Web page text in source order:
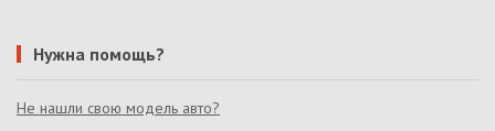
Нужна помощь?
Не нашли свою модель авто?